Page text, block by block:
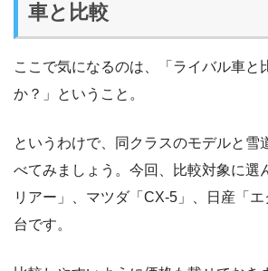
車と比較
ここで気になるのは、「ライバル車と
か？」ということ。
というわけで、同クラスのモデルと雪
べてみましょう。今回、比較対象に選
リアー」、マツダ「CX-5」、日産「
台です。